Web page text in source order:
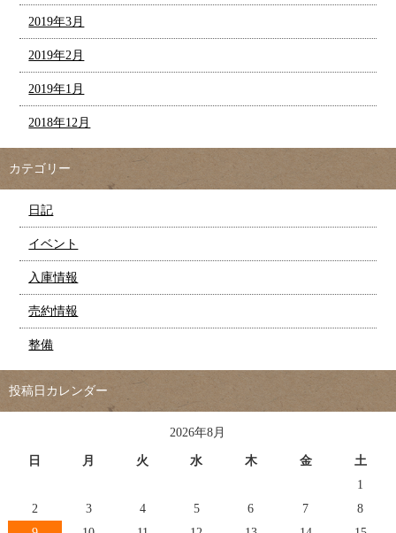
2019年3月
2019年2月
2019年1月
2018年12月
カテゴリー
日記
イベント
入庫情報
売約情報
整備
投稿日カレンダー
2026年8月
日 月 火 水 木 金
土
1
2
3 4 5 6 7
8